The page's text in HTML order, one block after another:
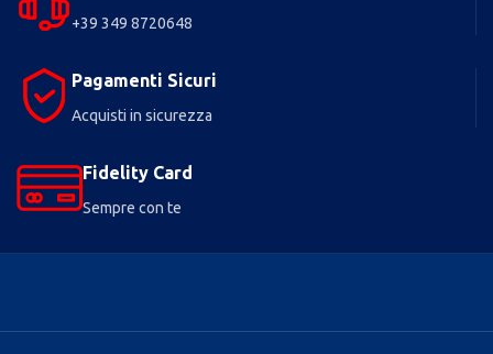
+39 349 8720648
Pagamenti Sicuri
Acquisti in sicurezza
Fidelity Card
Sempre con te